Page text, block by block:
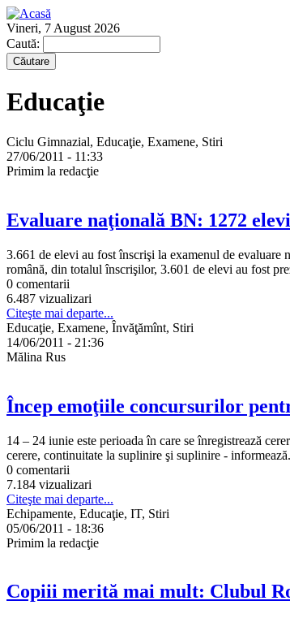
Vineri, 7 August 2026
Caută:
Educaţie
Ciclu Gimnazial, Educaţie, Examene, Stiri
27/06/2011 - 11:33
Primim la redacţie
Evaluare naţională BN: 1272
3.661 de elevi au fost înscrişi la examenul de
română, din totalul înscrişilor, 3.601 de elevi au fost
0 comentarii
6.487 vizualizari
Citeşte mai departe...
Educaţie, Examene, Învăţămînt, Stiri
14/06/2011 - 21:36
Mălina Rus
Încep emoţiile concursurilor
14 – 24 iunie este perioada în care se înregistrează
cerere, continuitate la suplinire şi suplinire -
0 comentarii
7.184 vizualizari
Citeşte mai departe...
Echipamente, Educaţie, IT, Stiri
05/06/2011 - 18:36
Primim la redacţie
Copiii merită mai mult: Clubul